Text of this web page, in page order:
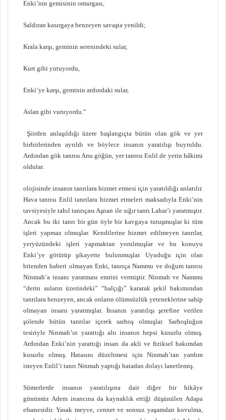
Enki’nin gemisinin omurgası,
Saldıran kasırgaya benzeyen savaşta yenildi;
Krala karşı, geminin serenindeki sular,
Kurt gibi yutuyordu,
Enki’ye karşı, geminin ardındaki sular,
Aslan gibi vuruyordu.”
Şiirden anlaşıldığı üzere başlangıçta bütün olan gök ve yer
birbirlerinden ayrıldı ve böylece insanın yaratılışı buyruldu.
Ardından gök tanrısı Anu göğün, yer tanrısı Enlil de yerin hâkimi
oldular.
olojisinde insanın tanrılara hizmet etmesi için yaratıldığı anlatılır.
Hava tanrısı Enlil tanrılara hizmet etmeleri maksadıyla Enki’nin
tavsiyesiyle tahıl tanrıçası Aşnan ile sığır tanrı Lahar’ı yaratmıştır.
Ancak bu iki tanrı bir gün öyle bir kavgaya tutuşmuşlar ki tüm
işleri yapmaz olmuşlar. Kendilerine hizmet edilmeyen tanrılar,
yeryüzündeki işleri yapmaktan yorulmuşlar ve bu konuyu
Enki’ye götürüp şikayette bulunmuşlar. Uyuduğu için olan
bitenden haberi olmayan Enki, tanrıça Nammu ve doğum tanrısı
Ninmah’a insanı yaratması emrini vermiştir. Ninmah ve Nammu
“derin suların üzerindeki” “balçığı” kararak şekil bakımından
tanrılara benzeyen, ancak onların ölümsüzlük yeteneklerine sahip
olmayan insanı yaratmışlar. İnsanın yaratılışı şerefine verilen
şölende bütün tanrılar içerek sarhoş olmuşlar. Sarhoşluğun
tesiriyle Ninmah’ın yarattığı altı insanın hepsi kusurlu olmuş.
Ardından Enki’nin yarattığı insan da akli ve fiziksel bakımdan
kusurlu olmuş. Hatasını düzeltmesi için Ninmah’tan yardım
isteyen Enlil’i tanrı Ninmah yaptığı hatadan dolayı lanetlemiş.
Sümerlerde insanın yaratılışına dair diğer bir hikâye
günümüz Adem inancına da kaynaklık ettiği düşünülen Adapa
efsanesidir. Yasak meyve, cennet ve sonsuz yaşamdan kovulma,